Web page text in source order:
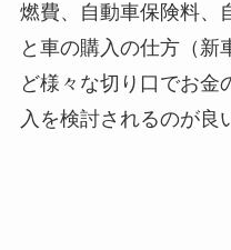
燃費、自動車保険料、
と車の購入の仕方（新
ど様々な切り口でお金
入を検討されるのが良